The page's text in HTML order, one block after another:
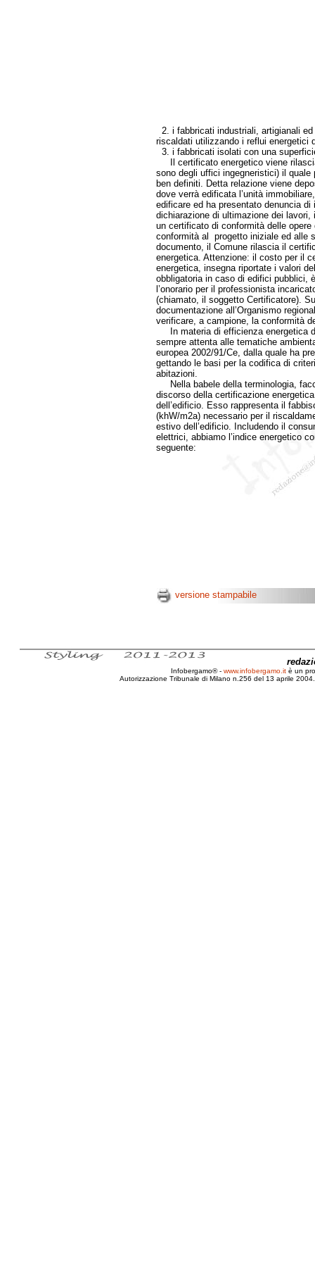
2. i fabbricati industriali, artigianali
riscaldati utilizzando i reflui energetici
3. i fabbricati isolati con una
Il certificato energetico viene
sono degli uffici ingegneristici) il
ben definiti. Detta relazione viene
dove verrà edificata l’unità
edificare ed ha presentato denuncia
dichiarazione di ultimazione dei
un certificato di conformità delle
conformità al progetto iniziale ed alle
documento, il Comune rilascia il
energetica. Attenzione: il costo per il
energetica, insegna riportate i valori
obbligatoria in caso di edifici pubblici,
l’onorario per il professionista
(chiamato, il soggetto Certificatore).
documentazione all’Organismo
verificare, a campione, la conformità
In materia di efficienza energetica
sempre attenta alle tematiche
europea 2002/91/Ce, dalla quale ha
gettando le basi per la codifica di
abitazioni.
Nella babele della terminologia,
discorso della certificazione
dell’edificio. Esso rappresenta il
(khW/m2a) necessario per il
estivo dell’edificio. Includendo il
elettrici, abbiamo l’indice energetico
seguente:
versione stampabile
Infobergamo® - www.infobergamo.it è un
Autorizzazione Tribunale di Milano n.256 del 13 aprile